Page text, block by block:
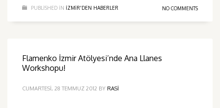
PUBLISHED IN IZMIR'DEN HABERLER NO COMMENTS
Flamenko İzmir Atölyesi’nde Ana Llanes
Workshopu!
CUMARTESI, 28 TEMMUZ 2012 BY RASI